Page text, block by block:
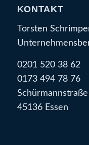
KONTAKT
Torsten
0201 520 38 62
0173 494 78 76
45136 Essen